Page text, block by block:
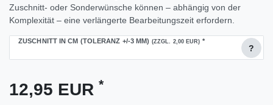
Zuschnitt- oder Sonderwünsche können – abhängig von der
Komplexität – eine verlängerte Bearbeitungszeit erfordern.
ZUSCHNITT IN CM (TOLERANZ +/-3 MM) (ZZGL. 2,00 EUR) *
?
12,95 EUR *